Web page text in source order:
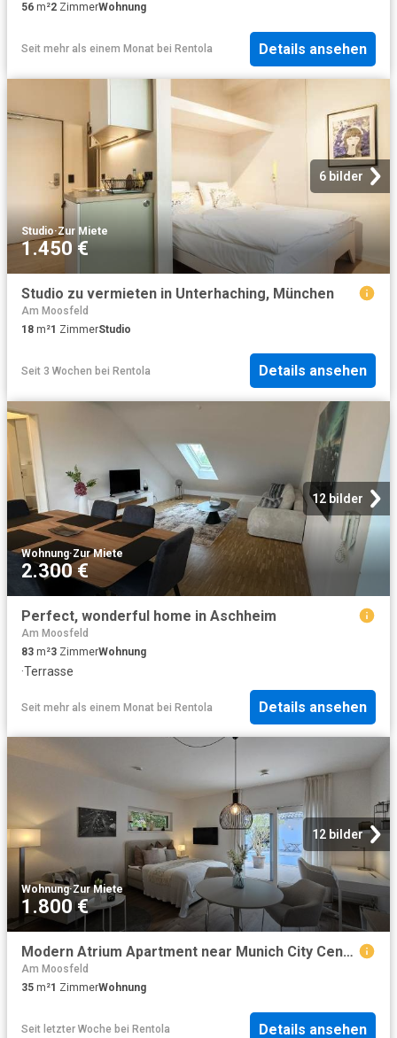
56 m²2 ZimmerWohnung
Seit mehr als einem Monat bei Rentola Details ansehen
6 bilder
Studio·Zur Miete
1.450 €
Studio zu vermieten in Unterhaching, München
Am Moosfeld
18 m²1 ZimmerStudio
Seit 3 Wochen bei Rentola Details ansehen
12 bilder
Wohnung·Zur Miete
2.300 €
Perfect, wonderful home in Aschheim
Am Moosfeld
83 m²3 ZimmerWohnung
·Terrasse
Seit mehr als einem Monat bei Rentola Details ansehen
12 bilder
Wohnung·Zur Miete
1.800 €
Modern Atrium Apartment near Munich City Center, Trade Fair & Airport
Am Moosfeld
35 m²1 ZimmerWohnung
Seit letzter Woche bei Rentola Details ansehen